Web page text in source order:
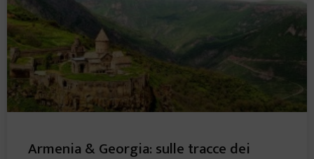
Armenia & Georgia: sulle tracce dei